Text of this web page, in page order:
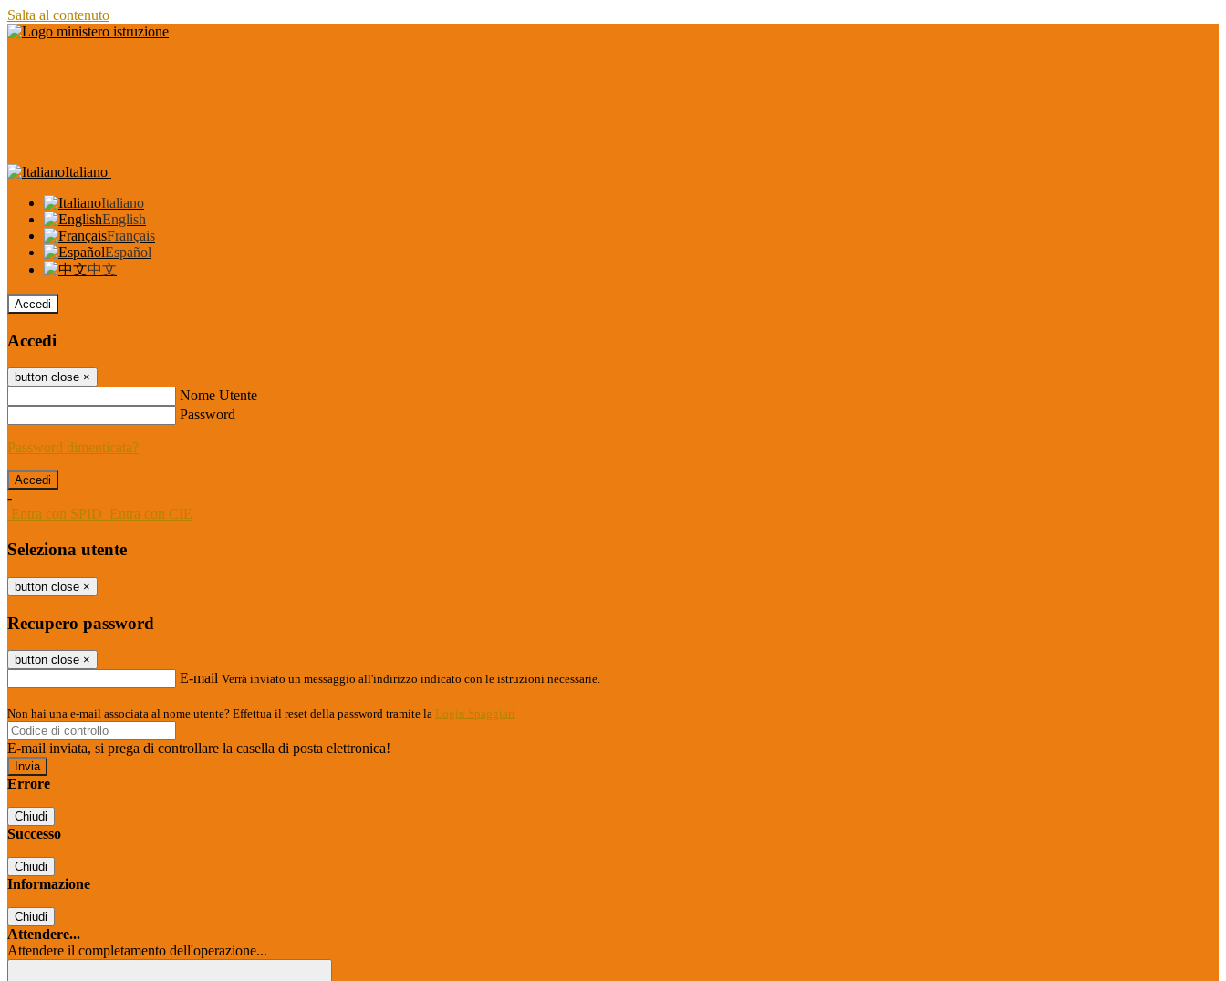
Salta al contenuto
Italiano
Italiano
English
Français
Español
中文
Accedi
Accedi
button close ×
Nome Utente
Password
Password dimenticata?
-
Entra con SPID Entra con CIE
Seleziona utente
button close ×
Recupero password
button close ×
E-mail Verrà inviato un messaggio all'indirizzo indicato con le istruzioni necessarie.
Non hai una e-mail associata al nome utente? Effettua il reset della password tramite la Login Spaggiari
E-mail inviata, si prega di controllare la casella di posta elettronica!
Errore
Chiudi
Successo
Chiudi
Informazione
Chiudi
Attendere...
Attendere il completamento dell'operazione...